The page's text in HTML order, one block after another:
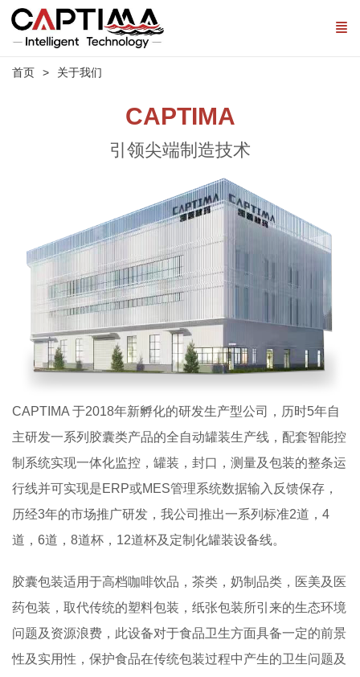
首页 关于我们
CAPTIMA
引领尖端制造技术
CAPTIMA 于2018年新孵化的研发生产型公司，历时5年自
主研发一系列胶囊类产品的全自动罐装生产线，配套智能控
制系统实现一体化监控，罐装，封口，测量及包装的整条运
行线并可实现是ERP或MES管理系统数据输入反馈保存，
历经3年的市场推广研发，我公司推出一系列标准2道，4
道，6道，8道杯，12道杯及定制化罐装设备线。
胶囊包装适用于高档咖啡饮品，茶类，奶制品类，医美及医
药包装，取代传统的塑料包装，纸张包装所引来的生态环境
问题及资源浪费，此设备对于食品卫生方面具备一定的前景
性及实用性，保护食品在传统包装过程中产生的卫生问题及